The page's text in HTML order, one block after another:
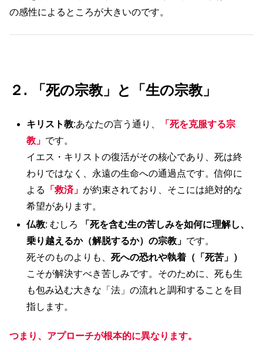
の感性によるところが大きいのです。
２. 「死の宗教」と「生の宗教」
キリスト教:あなたの言う通り、
「死を克服する宗
教」 です。
イエス・キリストの復活がその核心であり、死は終
わりではなく、永遠の生命への通過点です。信仰に
よる
「救済」 が約束されており、そこには絶対的な
希望があります。
仏教: むしろ
「死を含む生の苦しみを如何に理解し、
乗り越えるか（解脱するか）の宗教」 です。
死そのものよりも、死への恐れや執着（「死苦」）
こそが解決すべき苦しみです。そのために、死も生
も包み込む大きな「法」の流れと調和することを目
指します。
つまり、アプローチが根本的に異なります。